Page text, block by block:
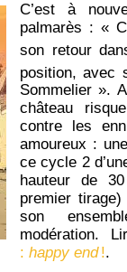
C’est à
palmarès : «
son retour
position, avec
Sommelier ».
château
contre les
amoureux :
ce cycle 2
hauteur de
premier
son
modération.
: happy end!.